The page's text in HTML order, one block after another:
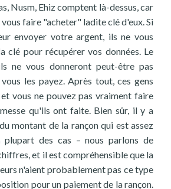
Nusm, Ehiz comptent là-dessus, car
faire "acheter" ladite clé d'eux. Si
envoyer votre argent, ils ne vous
clé pour récupérer vos données. Le
ne vous donneront peut-être pas
les payez. Après tout, ces gens
vous ne pouvez pas vraiment faire
qu'ils ont faite. Bien sûr, il y a
montant de la rançon qui est assez
plupart des cas – nous parlons de
et il est compréhensible que la
n'aient probablement pas ce type
pour un paiement de la rançon.